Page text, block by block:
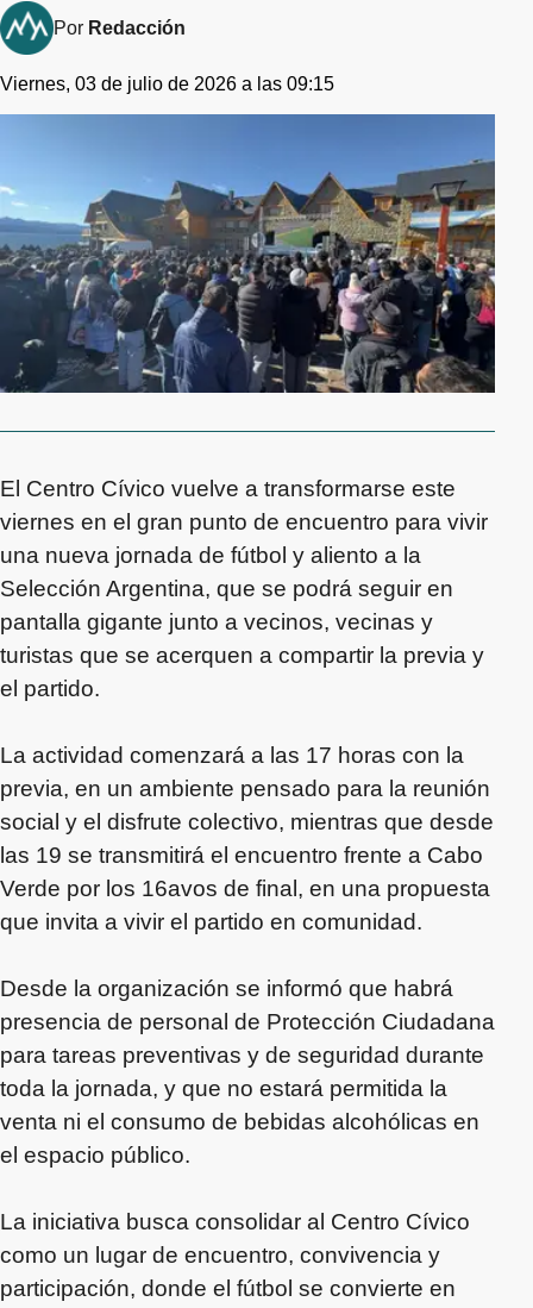
Por Redacción
Viernes, 03 de julio de 2026 a las 09:15
El Centro Cívico vuelve a transformarse este
viernes en el gran punto de encuentro para vivir
una nueva jornada de fútbol y aliento a la
Selección Argentina, que se podrá seguir en
pantalla gigante junto a vecinos, vecinas y
turistas que se acerquen a compartir la previa y
el partido.
La actividad comenzará a las 17 horas con la
previa, en un ambiente pensado para la reunión
social y el disfrute colectivo, mientras que desde
las 19 se transmitirá el encuentro frente a Cabo
Verde por los 16avos de final, en una propuesta
que invita a vivir el partido en comunidad.
Desde la organización se informó que habrá
presencia de personal de Protección Ciudadana
para tareas preventivas y de seguridad durante
toda la jornada, y que no estará permitida la
venta ni el consumo de bebidas alcohólicas en
el espacio público.
La iniciativa busca consolidar al Centro Cívico
como un lugar de encuentro, convivencia y
participación, donde el fútbol se convierte en